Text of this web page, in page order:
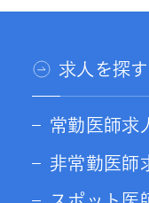
求人を探す
常勤医師求
非常勤医師